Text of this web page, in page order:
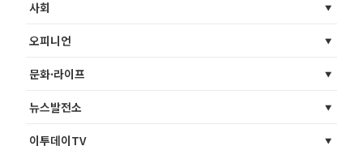
사회
오피니언
문화·라이프
뉴스발전소
이투데이TV